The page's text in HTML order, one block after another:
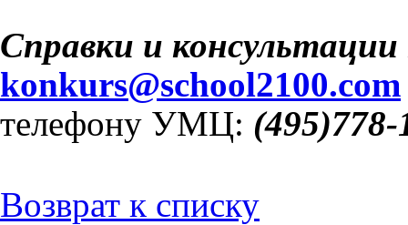
Справки и
konkurs@school2100.com
телефону УМЦ: (495)778-
Возврат к списку